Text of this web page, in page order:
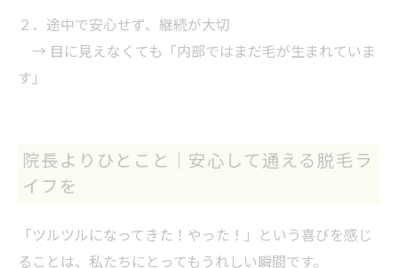
２．途中で安心せず、継続が大切
→ 目に見えなくても「内部ではまだ毛が生まれていま
す」
院長よりひとこと｜安心して通える脱毛ラ
イフを
「ツルツルになってきた！やった！」という喜びを感じ
ることは、私たちにとってもうれしい瞬間です。